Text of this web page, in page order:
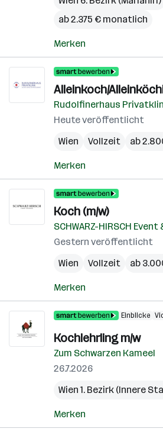
ab 2.375 € monatlich
Merken
Alleinkoch/
Rudolfinerhaus
Heute veröffentlicht
Wien
Vollzeit ab
Merken
Koch (m/w)
SCHWARZ-HIRSCH
Gestern veröffentlicht
Wien
Vollzeit ab
Merken
Einblicke
Kochlehrling m/w
Zum Schwarzen Kameel
26.7.2026
Wien 1. Bezirk (Innere
Merken